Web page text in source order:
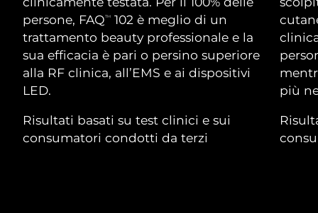
persone, FAQTM
102 è meglio di un
trattamento beauty professionale e la
sua efficacia è pari o persino superiore
alla RF clinica, all’EMS e ai dispositivi
LED.
Risultati basati su test clinici e sui
consumatori condotti da terzi
più
For healthy hair
18% PAP
Cosmetici Uomini
Israele Consegna stimata 8/13/26
Italia Consegna stimata 8/9/26
Giappone Consegna stimata 8/12/26
Jersey Consegna stimata 8/14/26